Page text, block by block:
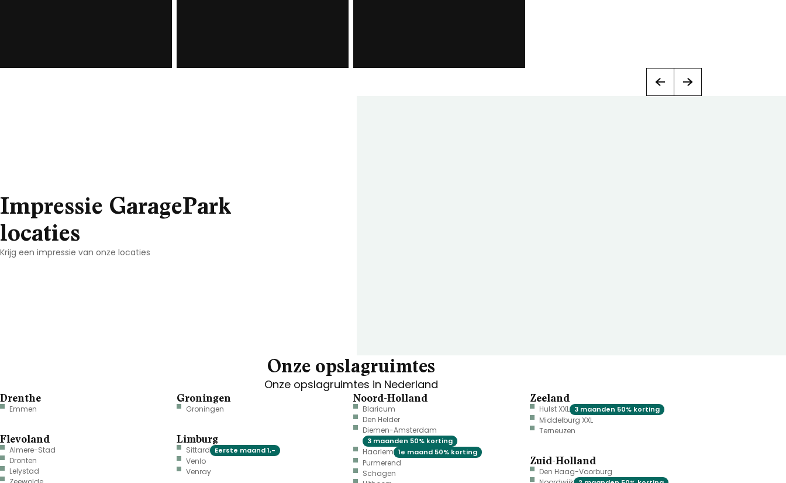
Impressie GaragePark
locaties
Krijg een impressie van onze locaties
Onze opslagruimtes
Onze opslagruimtes in Nederland
Drenthe
Emmen
Flevoland
Almere-Stad
Dronten
Lelystad
Groningen
Groningen
Limburg
Sittard Eerste maand 1,-
Venlo
Venray
Noord-Holland
Blaricum
Den Helder
Diemen-Amsterdam
3 maanden 50% korting
Haarlem 1e maand 50% korting
Purmerend
Schagen
Zeeland
Hulst XXL 3 maanden 50% korting
Middelburg XXL
Terneuzen
Zuid-Holland
Den Haag-Voorburg